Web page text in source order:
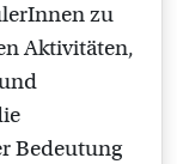
zu
Aktivitäten,
Bedeutung